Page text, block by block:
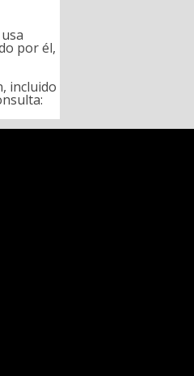
por él,
incluido